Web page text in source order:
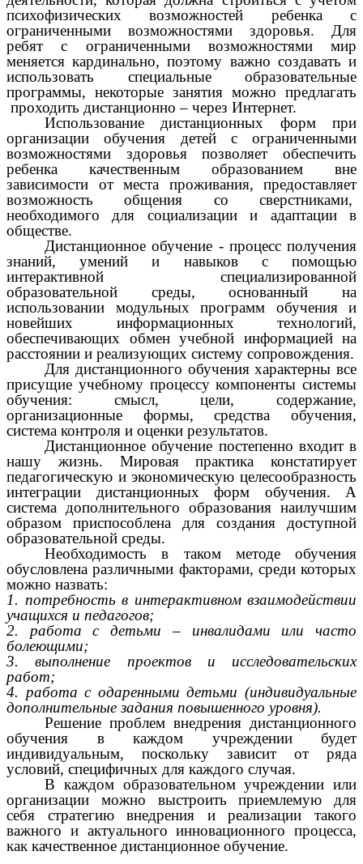
психофизических возможностей ребенка с
ограниченными возможностями здоровья. Для
ребят с ограниченными возможностями мир
меняется кардинально, поэтому важно создавать и
использовать специальные образовательные
программы, некоторые занятия можно предлагать
проходить дистанционно – через Интернет.
Использование дистанционных форм при
организации обучения детей с ограниченными
возможностями здоровья позволяет обеспечить
ребенка качественным образованием вне
зависимости от места проживания, предоставляет
возможность общения со сверстниками,
необходимого для социализации и адаптации в
обществе.
Дистанционное обучение - процесс получения
знаний, умений и навыков с помощью
интерактивной специализированной
образовательной среды, основанный на
использовании модульных программ обучения и
новейших информационных технологий,
обеспечивающих обмен учебной информацией на
расстоянии и реализующих систему сопровождения.
Для дистанционного обучения характерны все
присущие учебному процессу компоненты системы
обучения: смысл, цели, содержание,
организационные формы, средства обучения,
система контроля и оценки результатов.
Дистанционное обучение постепенно входит в
нашу жизнь. Мировая практика констатирует
педагогическую и экономическую целесообразность
интеграции дистанционных форм обучения. А
система дополнительного образования наилучшим
образом приспособлена для создания доступной
образовательной среды.
Необходимость в таком методе обучения
обусловлена различными факторами, среди которых
можно назвать:
1. потребность в интерактивном взаимодействии
учащихся и педагогов;
2. работа с детьми – инвалидами или часто
болеющими;
3. выполнение проектов и исследовательских
работ;
4. работа с одаренными детьми (индивидуальные
дополнительные задания повышенного уровня).
Решение проблем внедрения дистанционного
обучения в каждом учреждении будет
индивидуальным, поскольку зависит от ряда
условий, специфичных для каждого случая.
В каждом образовательном учреждении или
организации можно выстроить приемлемую для
себя стратегию внедрения и реализации такого
важного и актуального инновационного процесса,
как качественное дистанционное обучение.